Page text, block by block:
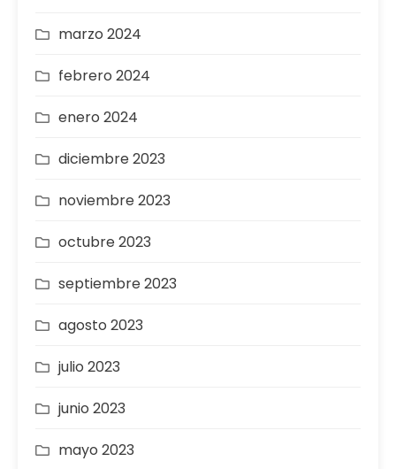
marzo 2024
febrero 2024
enero 2024
diciembre 2023
noviembre 2023
octubre 2023
septiembre 2023
agosto 2023
julio 2023
junio 2023
mayo 2023